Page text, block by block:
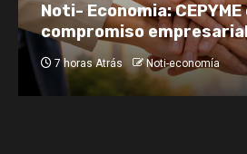
Noti- Economia:
compromiso
7 horas Atrás Noti-economía